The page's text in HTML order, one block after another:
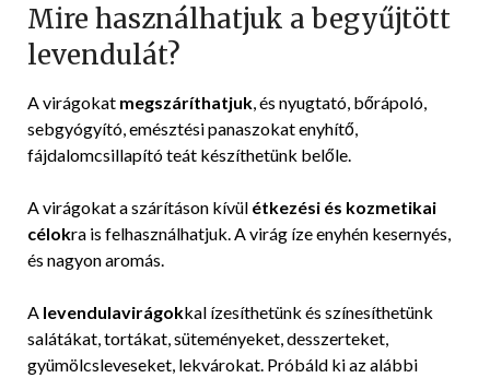
Mire használhatjuk a begyűjtött
levendulát?
A virágokat megszáríthatjuk , és nyugtató, bőrápoló,
sebgyógyító, emésztési panaszokat enyhítő,
fájdalomcsillapító teát készíthetünk belőle.
A virágokat a szárításon kívül étkezési és kozmetikai
célokra is felhasználhatjuk. A virág íze enyhén kesernyés,
és nagyon aromás.
A levendulavirágokkal ízesíthetünk és színesíthetünk
salátákat, tortákat, süteményeket, desszerteket,
gyümölcsleveseket, lekvárokat. Próbáld ki az alábbi